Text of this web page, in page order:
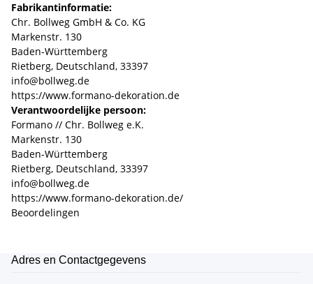
Fabrikantinformatie:
Chr. Bollweg GmbH & Co. KG
Markenstr. 130
Baden-Württemberg
Rietberg, Deutschland, 33397
info@bollweg.de
https://www.formano-dekoration.de
Verantwoordelijke persoon:
Formano // Chr. Bollweg e.K.
Markenstr. 130
Baden-Württemberg
Rietberg, Deutschland, 33397
info@bollweg.de
https://www.formano-dekoration.de/
Beoordelingen
Adres en Contactgegevens